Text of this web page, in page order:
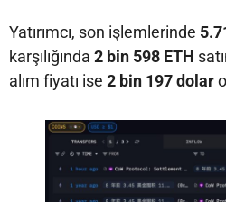
Yatırımcı, son işlemlerinde
karşılığında 2 bin 598 ETH
alım fiyatı ise 2 bin 197 dolar